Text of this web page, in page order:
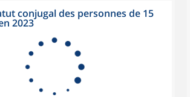
conjugal des personnes de 15
2023